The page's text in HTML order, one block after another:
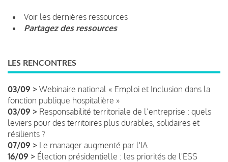
Voir les dernières ressources
Partagez des ressources
LES RENCONTRES
03/09 > Webinaire national « Emploi et Inclusion dans la
fonction publique hospitalière »
03/09 > Responsabilité territoriale de l’entreprise : quels
leviers pour des territoires plus durables, solidaires et
résilients ?
07/09 > Le manager augmenté par l'IA
16/09 > Élection présidentielle : les priorités de l'ESS